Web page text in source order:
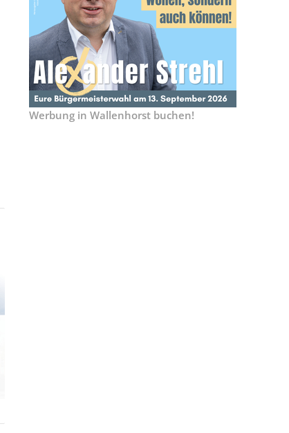
Werbung in Wallenhorst buchen!